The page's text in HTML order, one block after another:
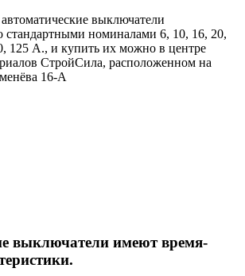
выключатели
стандартными номиналами 6, 10, 16, 20,
125 А., и купить их можно в центре
СтройСила, расположенном на
16-А
выключатели имеют время-